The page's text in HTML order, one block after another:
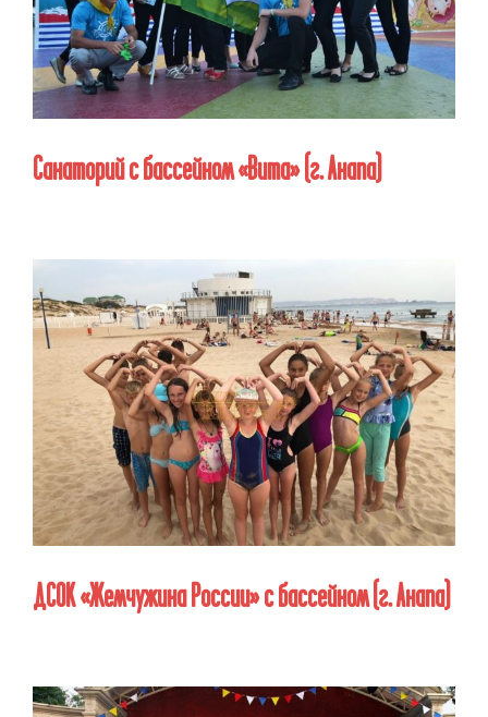
Санаторий с бассейном «Вита» (г. Анапа)
ДСОК «Жемчужина России» с бассейном (г. Анапа)